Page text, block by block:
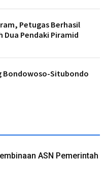
Petugas Berhasil
Dua Pendaki Piramid
Bondowoso-Situbondo
ASN Pemerintah